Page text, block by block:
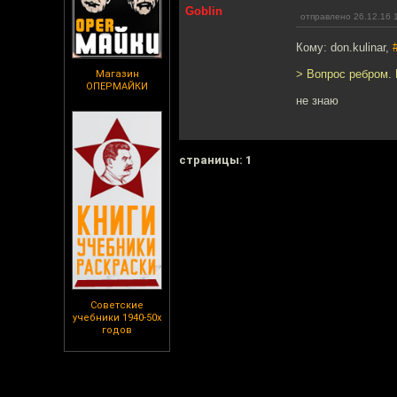
Магазин
ОПЕРМАЙКИ
Советские
учебники 1940-50х
годов
Goblin отправлено 26.12.16
Кому: don.kulinar,
> Вопрос ребром.
не знаю
cтраницы: 1